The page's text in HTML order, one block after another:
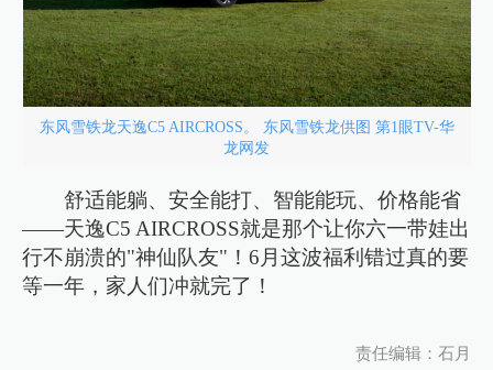
东风雪铁龙天逸C5 AIRCROSS。 东风雪铁龙供图 第1眼TV-华
龙网发
舒适能躺、安全能打、智能能玩、价格能省
——天逸C5 AIRCROSS就是那个让你六一带娃出
行不崩溃的"神仙队友"！6月这波福利错过真的要
等一年，家人们冲就完了！
责任编辑：石月